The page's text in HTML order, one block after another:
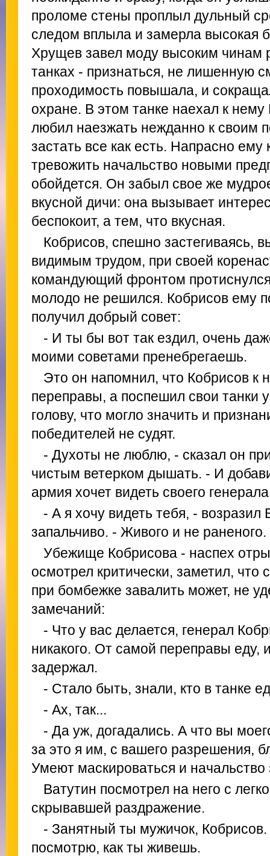
проломе стены проплыл дульный
следом вплыла и замерла высокая
Хрущев завел моду высоким чинам
танках - признаться, не лишенную
проходимость повышала, и
охране. В этом танке наехал к нему
любил наезжать нежданно к своим
застать все как есть. Напрасно ему
тревожить начальство новыми
обойдется. Он забыл свое же
вкусной дичи: она вызывает
беспокоит, а тем, что вкусная.
Кобрисов, спешно застегиваясь,
видимым трудом, при своей
командующий фронтом
молодо не решился. Кобрисов ему
получил добрый совет:
- И ты бы вот так ездил, очень
моими советами пренебрегаешь.
Это он напомнил, что Кобрисов к
переправы, а поспешил свои танки
голову, что могло значить и
победителей не судят.
- Духоты не люблю, - сказал он
чистым ветерком дышать. - И
армия хочет видеть своего
- А я хочу видеть тебя, - возразил
запальчиво. - Живого и не раненого.
Убежище Кобрисова - наспех
осмотрел критически, заметил, что
при бомбежке завалить может, не
замечаний:
- Что у вас делается, генерал
никакого. От самой переправы еду,
задержал.
- Стало быть, знали, кто в танке
- Ах, так...
- Да уж, догадались. А что вы
за это я им, с вашего разрешения,
Умеют маскироваться и начальство
Ватутин посмотрел на него с
скрывавшей раздражение.
- Занятный ты мужичок,
посмотрю, как ты живешь.